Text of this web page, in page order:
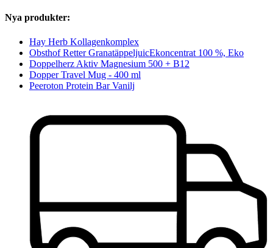
Nya produkter:
Hay Herb Kollagenkomplex
Obsthof Retter GranatäppeljuicEkoncentrat 100 %, Eko
Doppelherz Aktiv Magnesium 500 + B12
Dopper Travel Mug - 400 ml
Peeroton Protein Bar Vanilj